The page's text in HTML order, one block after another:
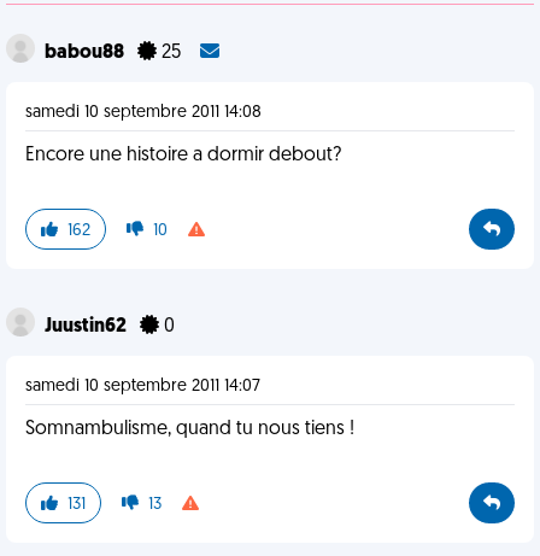
babou88 25
samedi 10 septembre 2011 14:08
Encore une histoire a dormir debout?
162 10
Juustin62 0
samedi 10 septembre 2011 14:07
Somnambulisme, quand tu nous tiens !
131 13